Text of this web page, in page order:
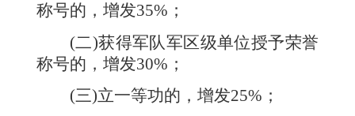
称号的，增发35% ；
(二)获得军队军区级单位授予荣誉
称号的，增发30% ；
(三)立一等功的，增发25% ；